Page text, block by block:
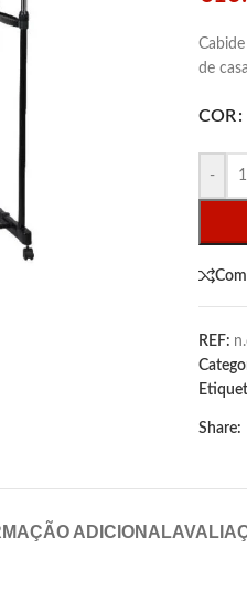
de
COR
-
REF:
Share:
ADICIONAL